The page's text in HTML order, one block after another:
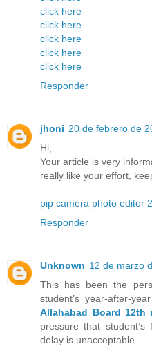
click here
click here
click here
click here
click here
Responder
jhoni 20 de febrero de
Hi,
Your article is very
really like your effort,
pip camera photo editor
Responder
Unknown 12 de marzo
This has been the
student’s year-after-
Allahabad Board 12th
pressure that
delay is unacceptable.